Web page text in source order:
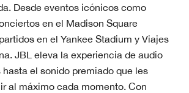
Desde eventos icónicos como
en el Madison Square
en el Yankee Stadium y Viajes
JBL eleva la experiencia de audio
hasta el sonido premiado que les
al máximo cada momento. Con